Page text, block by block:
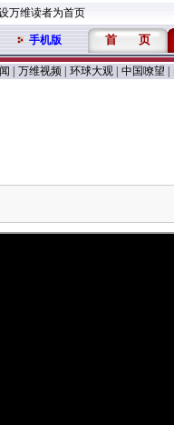
万维读者为首页
手机版 首 页
万维视频 环球大观 中国嘹望